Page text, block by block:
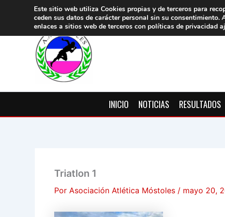
contenido
INICIO NOTICIAS RESULTADOS
Triatlon 1
Por Asociación Atlética Móstoles / mayo 20,
Este sitio web utiliza Cookies propias y de terceros para
ceden sus datos de carácter personal sin su consentimiento.
enlaces a sitios web de terceros con políticas de privacidad